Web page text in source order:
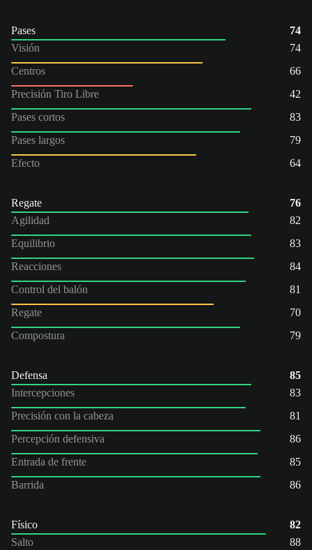
Pases
74
Visión
74
Centros
66
Precisión Tiro Libre
42
Pases cortos
83
Pases largos
79
Efecto
64
Regate
76
Agilidad
82
Equilibrio
83
Reacciones
84
Control del balón
81
Regate
70
Compostura
79
Defensa
85
Intercepciones
83
Precisión con la cabeza
81
Percepción defensiva
86
Entrada de frente
85
Barrida
86
Físico
82
Salto
88